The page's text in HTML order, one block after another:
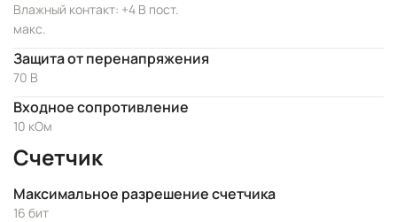
Влажный контакт: +4 В пост.
макс.
Защита от перенапряжения
70 В
Входное сопротивление
10 кОм
Счетчик
Максимальное разрешение счетчика
16 бит